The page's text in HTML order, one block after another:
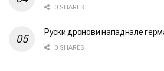
0 SHARES
Руски дронови нападнале
0 SHARES